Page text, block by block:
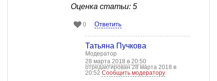
Оценка статьи: 5
0 Ответить
Татьяна Пучкова
Модератор
28 марта 2018 в 20:50
отредактирован 28 марта 2018 в
20:52 Сообщить модератору